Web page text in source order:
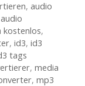
, audio
audio
kostenlos,
, id3, id3
tags
, media
, mp3